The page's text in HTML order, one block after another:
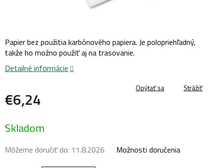
€6,24
cena:
Skladom
Môžeme doručiť do: 11.8.2026 Možnosti doručenia
Papier bez použitia karbónového papiera. Je polopriehľadný,
takže ho možno použiť aj na trasovanie.
Detailné informácie
Opýtať sa Strážiť